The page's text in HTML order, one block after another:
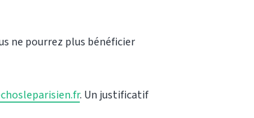
ne pourrez plus bénéficier
. Un justificatif